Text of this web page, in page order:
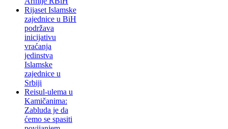
Rijaset Islamske
zajednice u BiH
podržava
inicijativu
vraćanja
jedinstva
Islamske
zajednice u
Srbiji
Reisul-ulema u
Kamičanima:
Zabluda je da
ćemo se spasiti